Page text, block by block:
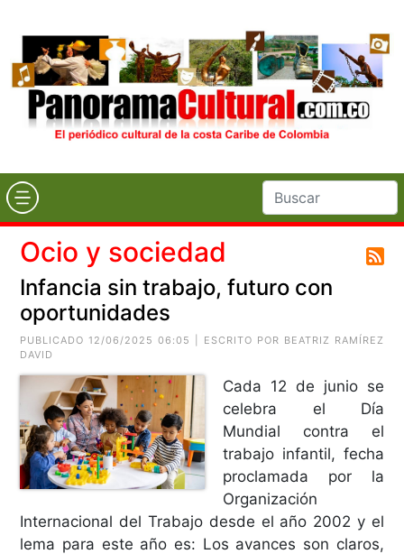
Ocio y sociedad
Infancia sin trabajo, futuro con
oportunidades
PUBLICADO 12/06/2025 06:05 | ESCRITO POR BEATRIZ RAMÍREZ
DAVID
Cada 12 de junio se
celebra el Día
Mundial contra el
trabajo infantil, fecha
proclamada por la
Organización
Internacional del Trabajo desde el año 2002 y el
lema para este año es: Los avances son claros,